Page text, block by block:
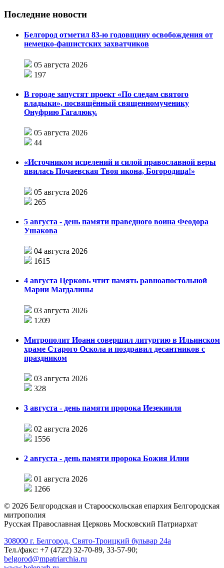
Последние новости
Белгород отметил 83-ю годовщину освобождения от
немецко-фашистских захватчиков
05 августа 2026
197
В городе запустят проект «По следам святого
владыки», посвящённый священномученику
Онуфрию Гагалюку.
05 августа 2026
44
«Источником исцелений и силой православной веры
явилась Почаевская Твоя икона, Богородица!»
05 августа 2026
265
5 августа - день памяти праведного воина Феодора
Ушакова
04 августа 2026
1615
4 августа Церковь чтит память равноапостольной
Марии Магдалины
03 августа 2026
1209
Митрополит Иоанн совершил литургию в Ильинском
храме Старого Оскола и поздравил десантников с
праздником
03 августа 2026
328
3 августа - день памяти пророка Иезекииля
02 августа 2026
1556
2 августа - день памяти пророка Божия Илии
01 августа 2026
1266
© 2026 Белгородская и Старооскольская епархия Белгородская
митрополия
Русская Православная Церковь Московский Патриархат
308000 г. Белгород, Свято-Троицкий бульвар 24а
Тел./факс: +7 (4722) 32-70-89, 33-57-90;
belgorod@mpatriarchia.ru